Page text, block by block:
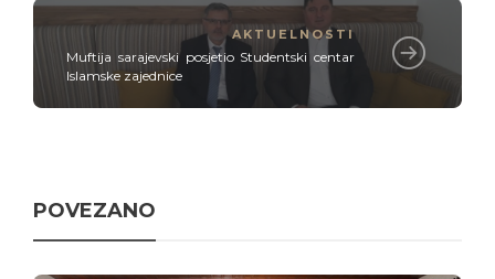
AKTUELNOSTI
Muftija sarajevski posjetio Studentski centar
Islamske zajednice
POVEZANO